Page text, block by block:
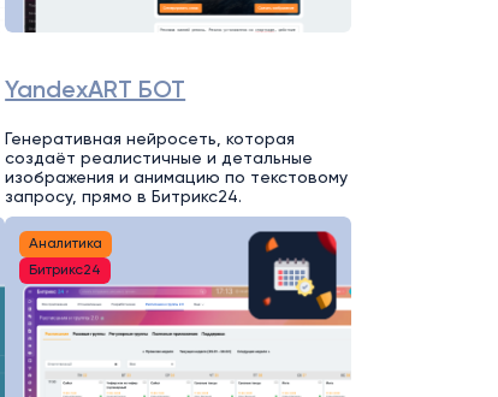
YandexART БОТ
Генеративная нейросеть, которая
создаёт реалистичные и детальные
изображения и анимацию по текстовому
запросу, прямо в Битрикс24.
Аналитика
Битрикс24